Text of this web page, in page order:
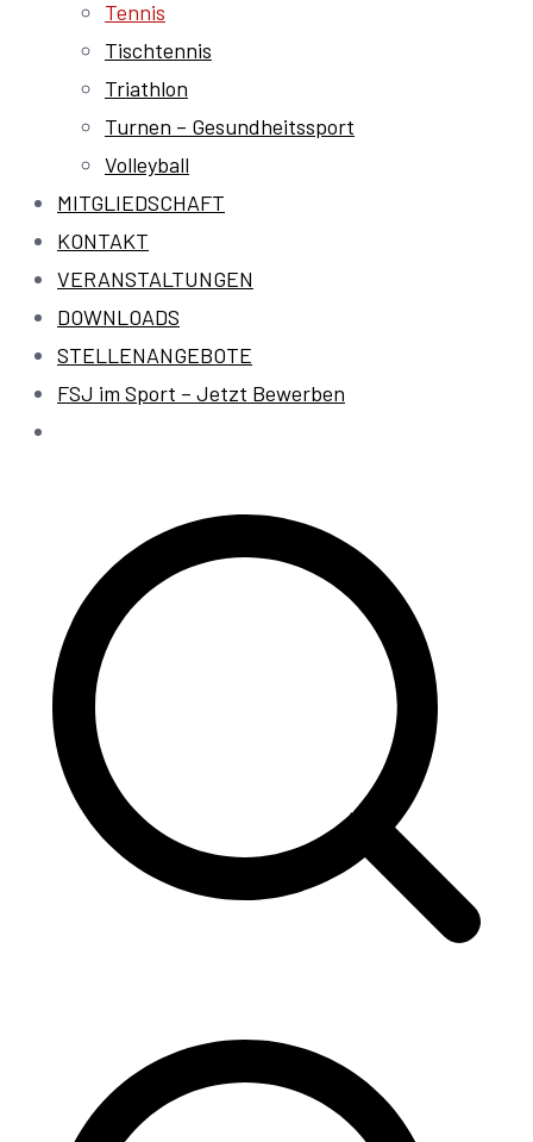
Tennis
Tischtennis
Triathlon
Turnen – Gesundheitssport
Volleyball
MITGLIEDSCHAFT
KONTAKT
VERANSTALTUNGEN
DOWNLOADS
STELLENANGEBOTE
FSJ im Sport – Jetzt Bewerben